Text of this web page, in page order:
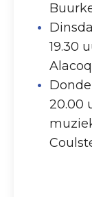
19.30
20.00